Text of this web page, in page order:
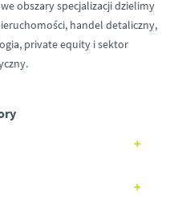
obszary specjalizacji dzielimy
handel detaliczny,
private equity i sektor